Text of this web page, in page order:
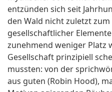
entzünden sich seit
den Wald nicht zuletzt
gesellschaftlicher
zunehmend weniger Platz
Gesellschaft prinzipiell
mussten: von der
aus guten (Robin Hood),